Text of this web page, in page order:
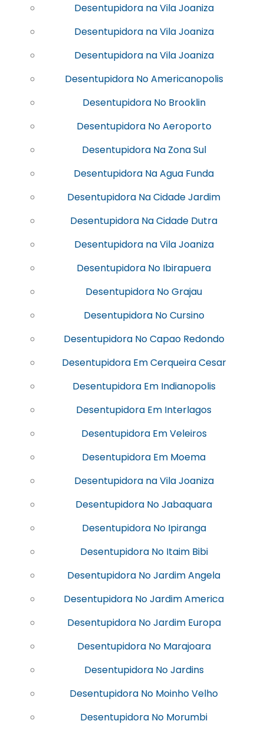
Desentupidora na Vila Joaniza
Desentupidora na Vila Joaniza
Desentupidora na Vila Joaniza
Desentupidora No Americanopolis
Desentupidora No Brooklin
Desentupidora No Aeroporto
Desentupidora Na Zona Sul
Desentupidora Na Agua Funda
Desentupidora Na Cidade Jardim
Desentupidora Na Cidade Dutra
Desentupidora na Vila Joaniza
Desentupidora No Ibirapuera
Desentupidora No Grajau
Desentupidora No Cursino
Desentupidora No Capao Redondo
Desentupidora Em Cerqueira Cesar
Desentupidora Em Indianopolis
Desentupidora Em Interlagos
Desentupidora Em Veleiros
Desentupidora Em Moema
Desentupidora na Vila Joaniza
Desentupidora No Jabaquara
Desentupidora No Ipiranga
Desentupidora No Itaim Bibi
Desentupidora No Jardim Angela
Desentupidora No Jardim America
Desentupidora No Jardim Europa
Desentupidora No Marajoara
Desentupidora No Jardins
Desentupidora No Moinho Velho
Desentupidora No Morumbi